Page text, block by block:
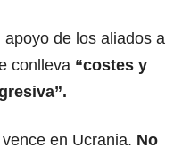
de los aliados a
conlleva “costes y
en Ucrania. No